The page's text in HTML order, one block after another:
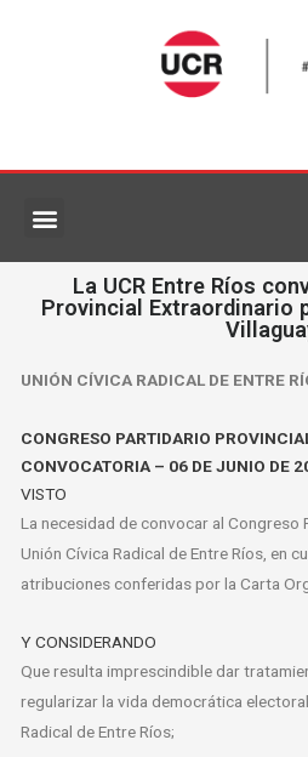
La UCR Entre Ríos
Provincial Extraordinario
UNIÓN CÍVICA RADICAL DE ENTRE
CONGRESO PARTIDARIO
CONVOCATORIA – 06 DE JUNIO DE
VISTO
La necesidad de convocar al Congreso
Unión Cívica Radical de Entre Ríos, en
atribuciones conferidas por la Carta
Y CONSIDERANDO
Que resulta imprescindible dar
regularizar la vida democrática
Radical de Entre Ríos;